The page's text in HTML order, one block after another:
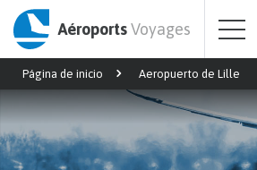
AéroportsVoyages
Página de inicio Aeropuerto de Lille